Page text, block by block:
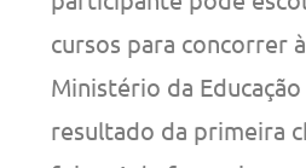
cursos para concorrer
Ministério da
resultado da primeira